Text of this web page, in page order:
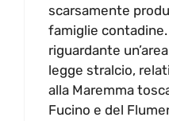
scarsamente
famiglie contadine.
riguardante
legge stralcio,
alla Maremma
Fucino e del